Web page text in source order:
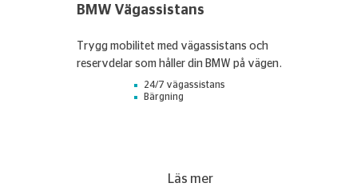
BMW Vägassistans
Trygg mobilitet med vägassistans och
reservdelar som håller din BMW på vägen.
24/7 vägassistans
Bärgning
Läs mer